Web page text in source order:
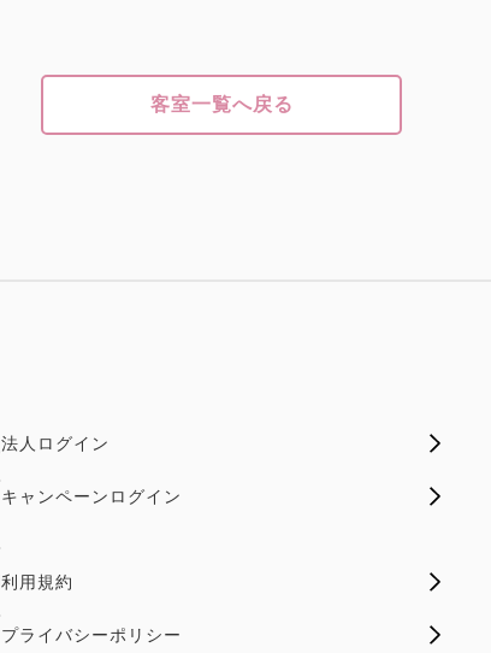
客室一覧へ戻る
法人ログイン
キャンペーンログイン
利用規約
プライバシーポリシー